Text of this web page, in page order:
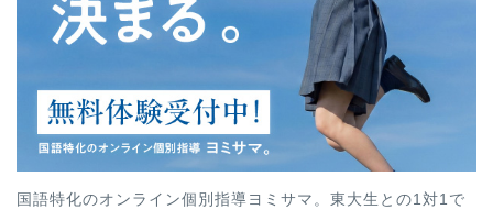
国語特化のオンライン個別指導ヨミサマ。東大生との1対1で